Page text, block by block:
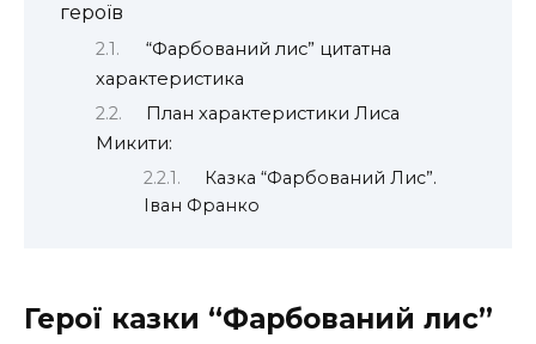
героїв
“Фарбований лис” цитатна
характеристика
План характеристики Лиса
Микити:
Казка “Фарбований Лис”.
Іван Франко
Герої казки “Фарбований лис”